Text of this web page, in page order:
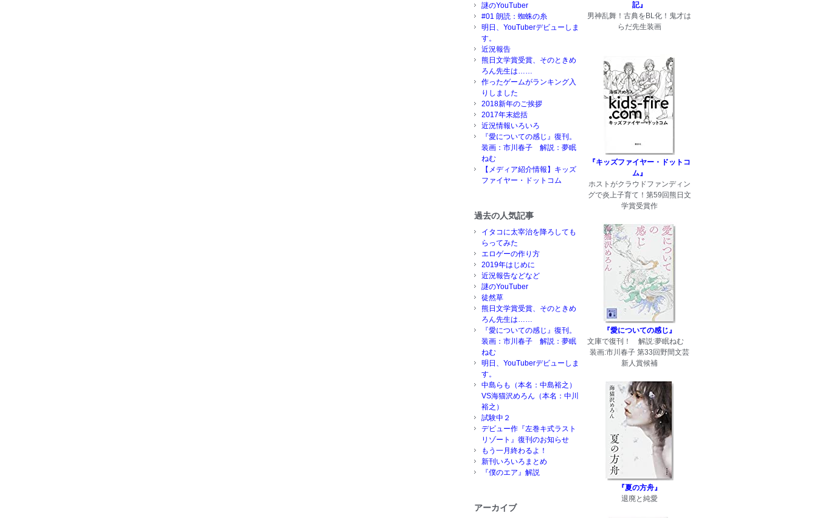
謎のYouTuber
#01 朗読：蜘蛛の糸
明日、YouTuberデビューしま
す。
近況報告
熊日文学賞受賞、そのときめ
ろん先生は……
作ったゲームがランキング入
りしました
2018新年のご挨拶
2017年末総括
近況情報いろいろ
『愛についての感じ』復刊。
装画：市川春子 解説：夢眠
ねむ
【メディア紹介情報】キッズ
ファイヤー・ドットコム
過去の人気記事
イタコに太宰治を降ろしても
らってみた
エロゲーの作り方
2019年はじめに
近況報告などなど
謎のYouTuber
徒然草
熊日文学賞受賞、そのときめ
ろん先生は……
『愛についての感じ』復刊。
装画：市川春子 解説：夢眠
ねむ
明日、YouTuberデビューしま
す。
中島らも（本名：中島裕之）
VS海猫沢めろん（本名：中川
裕之）
試験中２
デビュー作『左巻キ式ラスト
リゾート』復刊のお知らせ
もう一月終わるよ！
新刊いろいろまとめ
『僕のエア』解説
アーカイブ
記』
男神乱舞！古典をBL化！鬼才は
らだ先生装画
『キッズファイヤー・ドットコ
ム』
ホストがクラウドファンディン
グで炎上子育て！第59回熊日文
学賞受賞作
『愛についての感じ』
文庫で復刊！ 解説:夢眠ねむ
装画:市川春子 第33回野間文芸
新人賞候補
『夏の方舟』
退廃と純愛